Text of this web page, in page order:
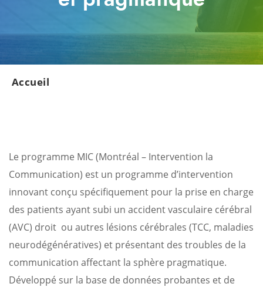
Accueil
Le programme MIC (Montréal – Intervention la
Communication) est un programme d’intervention
innovant conçu spécifiquement pour la prise en charge
des patients ayant subi un accident vasculaire cérébral
(AVC) droit ou autres lésions cérébrales (TCC, maladies
neurodégénératives) et présentant des troubles de la
communication affectant la sphère pragmatique.
Développé sur la base de données probantes et de